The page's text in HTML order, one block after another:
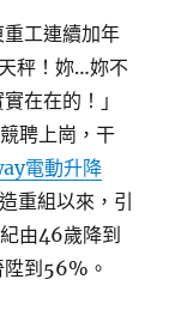
工連續加年
秤！妳…妳不
在在的！」
聘上崗，干
電動升降
重組以來，引
由46歲降到
到56%。